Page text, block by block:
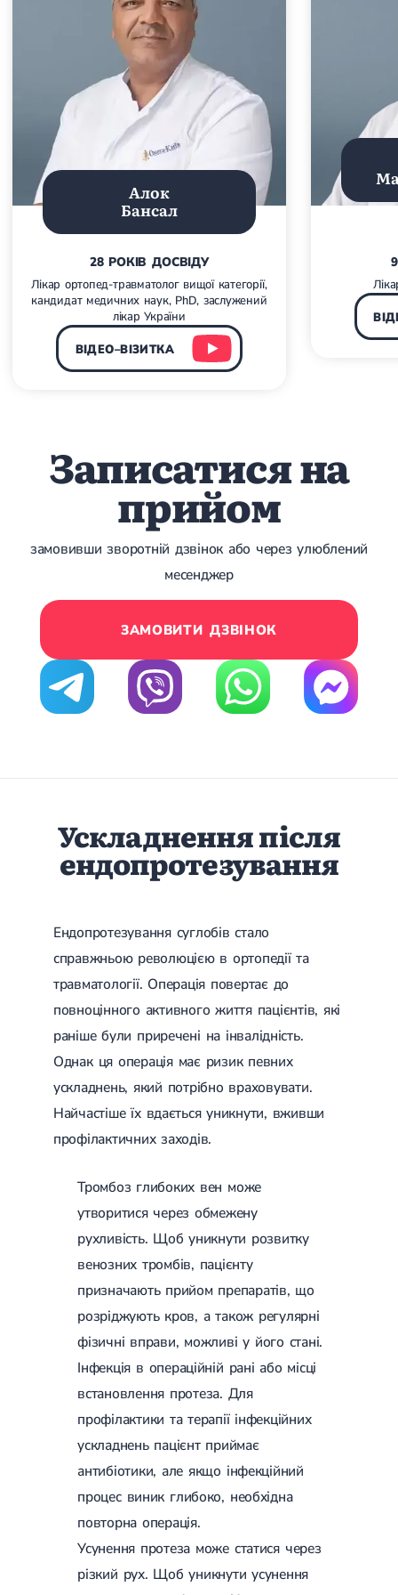
Реабілітація після перелому
Реабілітація після вивиху
Реабілітація після ендопротезування
Реабілітація після артроскопії
Лікувальна фізкультура
Дерматологія
Масаж
Алок
Бансал
28 РОКІВ ДОСВІДУ
Лікар ортопед-травматолог вищої категорії,
кандидат медичних наук, PhD, заслужений
лікар України
ВІДЕО–ВІЗИТКА
Записатися на
прийом
замовивши зворотній дзвінок або через улюблений
месенджер
ЗАМОВИТИ ДЗВІНОК
Ускладнення після
ендопротезування
Ендопротезування суглобів стало
справжньою революцією в ортопедії та
травматології. Операція повертає до
повноцінного активного життя пацієнтів, які
раніше були приречені на інвалідність.
Однак ця операція має ризик певних
ускладнень, який потрібно враховувати.
Найчастіше їх вдається уникнути, вживши
профілактичних заходів.
Тромбоз глибоких вен може
утворитися через обмежену
рухливість. Щоб уникнути розвитку
венозних тромбів, пацієнту
призначають прийом препаратів, що
розріджують кров, а також регулярні
фізичні вправи, можливі у його стані.
Інфекція в операційній рані або місці
встановлення протеза. Для
профілактики та терапії інфекційних
ускладнень пацієнт приймає
антибіотики, але якщо інфекційний
процес виник глибоко, необхідна
повторна операція.
Усунення протеза може статися через
різкий рух. Щоб уникнути усунення